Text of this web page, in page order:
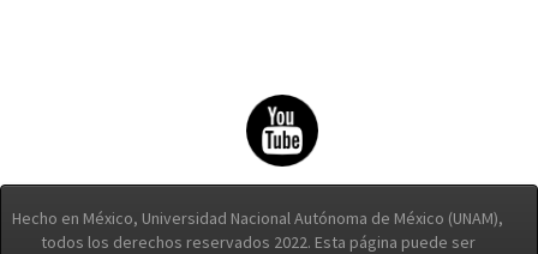
Hecho en México, Universidad Nacional Autónoma de México (UNAM),
todos los derechos reservados 2022. Esta página puede ser